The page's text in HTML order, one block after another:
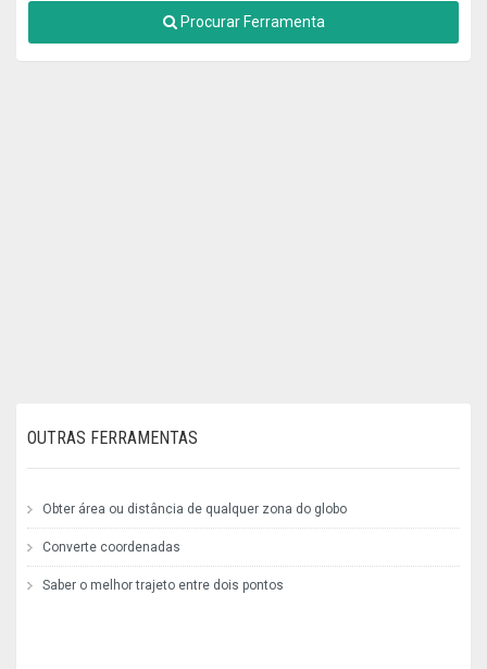
Procurar Ferramenta
OUTRAS FERRAMENTAS
Obter área ou distância de qualquer zona do globo
Converte coordenadas
Saber o melhor trajeto entre dois pontos